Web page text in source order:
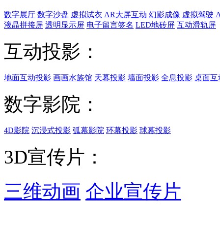
数字展厅 数字沙盘 虚拟试衣 AR大屏互动 幻影成像 虚拟驾驶
液晶拼接屏 透明显示屏 电子留言签名 LED地砖屏 互动滑轨屏
互动投影：
地面互动投影 画画水族馆 天幕投影 墙面投影 全息投影 桌面互
数字影院：
4D影院 沉浸式投影 弧幕影院 环幕投影 球幕投影
3D宣传片：
三维动画 企业宣传片